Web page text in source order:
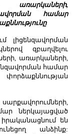
համար
լիցենզավորման
զբաղվելու
առարկաների,
համար
ներկայացված
են
անձինք: